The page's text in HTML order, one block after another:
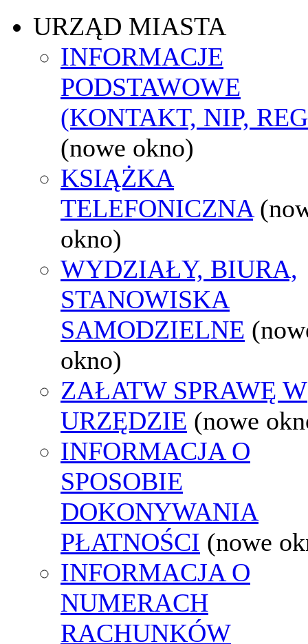
URZĄD MIASTA
INFORMACJE
PODSTAWOWE
(KONTAKT, NIP,
(nowe okno)
KSIĄŻKA
TELEFONICZNA
okno)
WYDZIAŁY, BIURA,
STANOWISKA
SAMODZIELNE
okno)
ZAŁATW SPRAWĘ W
URZĘDZIE (nowe
INFORMACJA O
SPOSOBIE
DOKONYWANIA
PŁATNOŚCI (nowe
INFORMACJA O
NUMERACH
RACHUNKÓW